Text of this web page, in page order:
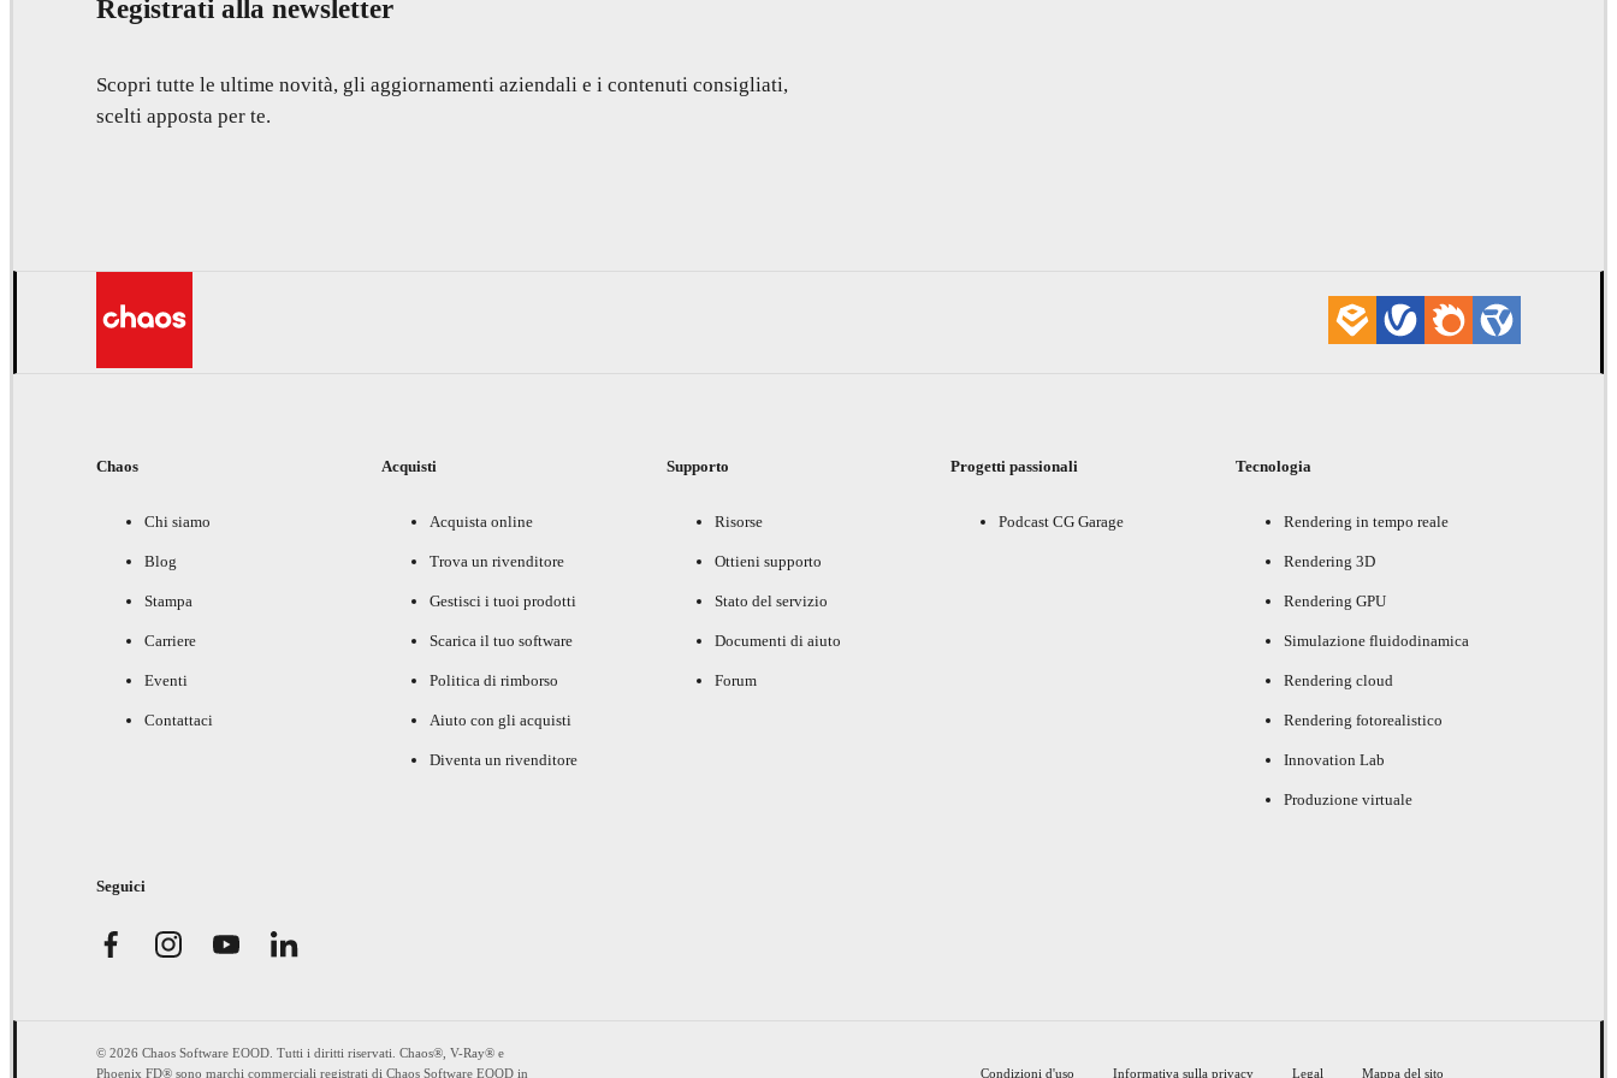
Registrati alla newsletter
Scopri tutte le ultime novità, gli aggiornamenti aziendali e i contenuti consigliati,
scelti apposta per te.
Chaos
Chi siamo
Blog
Stampa
Carriere
Eventi
Contattaci
Acquisti
Acquista online
Trova un rivenditore
Gestisci i tuoi prodotti
Scarica il tuo software
Politica di rimborso
Aiuto con gli acquisti
Diventa un rivenditore
Supporto
Risorse
Ottieni supporto
Stato del servizio
Documenti di aiuto
Forum
Progetti passionali
Podcast CG Garage
Tecnologia
Rendering in tempo reale
Rendering 3D
Rendering GPU
Simulazione fluidodinamica
Rendering cloud
Rendering fotorealistico
Innovation Lab
Produzione virtuale
Seguici
© 2026 Chaos Software EOOD. Tutti i diritti riservati. Chaos®, V-Ray® e
Phoenix FD® sono marchi commerciali registrati di Chaos Software EOOD in
Condizioni d'uso Informativa sulla privacy Legal Mappa del sito